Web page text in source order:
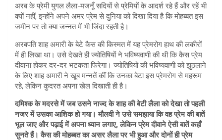
अरब के प्रेमी युगल लैला-मजनूँ सदियों से प्रेमियों के आदर्श रहे हैं और रहें भी
क्यों नहीं, इन्होंने अपने अमर प्रेम से दुनिया को दिखा दिया है कि मोहब्बत इस
जमीन पर तो क्या जन्नत में भी जिंदा रहती है।
अरबपति शाह अमारी के बेटे कैस की किस्मत में यह प्रेमरोग हाथ की लकीरों
में ही लिखा था। उसे देखते ही ज्योतिषियों ने भविष्यवाणी की थी कि कैस प्रेम
दीवाना होकर दर-दर भटकता फिरेगा। ज्योतिषियों की भविष्यवाणी को झुठलाने
के लिए शाह अमारी ने खूब मन्नतें कीं कि उनका बेटा इस प्रेमरोग से महरूम
रहे, लेकिन कुदरत अपना खेल दिखाती ही है।
दमिश्क के मदरसे में जब उसने नाज्द के शाह की बेटी लैला को देखा तो पहली
नजर में उसका आशिक हो गया। मौलवी ने उसे समझाया कि वह प्रेम की बातें
भूल जाए और पढ़ाई में अपना ध्यान लगाए, लेकिन प्रेम दीवाने ऐसी बातें कहाँ
सुनते हैं। कैस की मोहब्बत का असर लैला पर भी हुआ और दोनों ही प्रेम